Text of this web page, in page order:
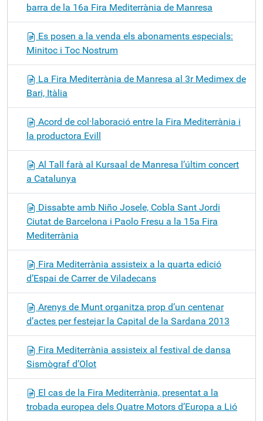
barra de la 16a Fira Mediterrània de Manresa
Es posen a la venda els abonaments especials:
Minitoc i Toc Nostrum
La Fira Mediterrània de Manresa al 3r Medimex de
Bari, Itàlia
Acord de col·laboració entre la Fira Mediterrània i
la productora Evill
Al Tall farà al Kursaal de Manresa l’últim concert
a Catalunya
Dissabte amb Niño Josele, Cobla Sant Jordi
Ciutat de Barcelona i Paolo Fresu a la 15a Fira
Mediterrània
Fira Mediterrània assisteix a la quarta edició
d’Espai de Carrer de Viladecans
Arenys de Munt organitza prop d’un centenar
d’actes per festejar la Capital de la Sardana 2013
Fira Mediterrània assisteix al festival de dansa
Sismògraf d’Olot
El cas de la Fira Mediterrània, presentat a la
trobada europea dels Quatre Motors d’Europa a Lió